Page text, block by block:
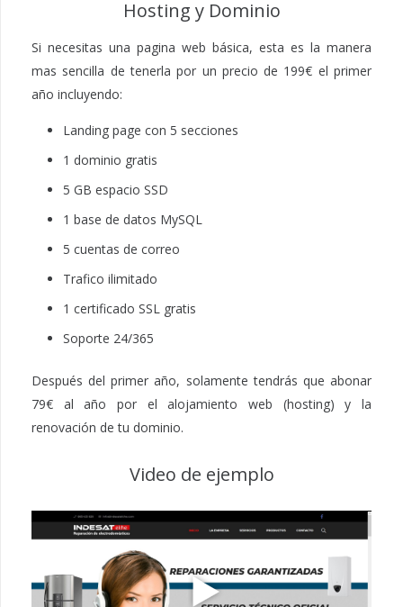
Hosting y Dominio
Si necesitas una pagina web básica, esta es la manera
mas sencilla de tenerla por un precio de 199€ el primer
año incluyendo:
Landing page con 5 secciones
1 dominio gratis
5 GB espacio SSD
1 base de datos MySQL
5 cuentas de correo
Trafico ilimitado
1 certificado SSL gratis
Soporte 24/365
Después del primer año, solamente tendrás que abonar
79€ al año por el alojamiento web (hosting) y la
renovación de tu dominio.
Video de ejemplo